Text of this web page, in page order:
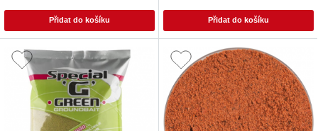
Přidat do košíku Přidat do košíku